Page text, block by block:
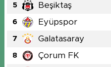
5 Beşiktaş
6 Eyüpspor
7 Galatasaray
8 Çorum FK